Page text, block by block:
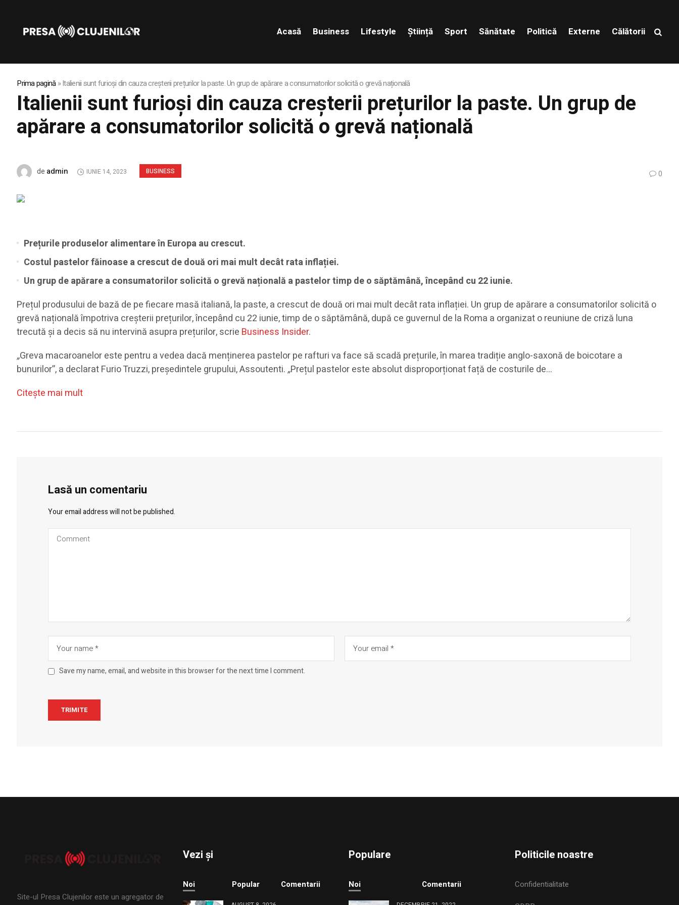
Acasă Business Lifestyle Știință Sport Sănătate Politică Externe Călătorii
Prima pagină»Italienii sunt furioși din cauza creșterii prețurilor la paste. Un grup de apărare a consumatorilor solicită o grevă națională
Italienii sunt furioși din cauza creșterii prețurilor la paste. Un grup de
apărare a consumatorilor solicită o grevă națională
BUSINESS 0
de admin IUNIE 14, 2023
Prețurile produselor alimentare în Europa au crescut.
Costul pastelor făinoase a crescut de două ori mai mult decât rata inflației.
Un grup de apărare a consumatorilor solicită o grevă națională a pastelor timp de o săptămână, începând cu 22 iunie.
Prețul produsului de bază de pe fiecare masă italiană, la paste, a crescut de două ori mai mult decât rata inflației. Un grup de apărare a consumatorilor solicită o
grevă națională împotriva creșterii prețurilor, începând cu 22 iunie, timp de o săptămână, după ce guvernul de la Roma a organizat o reuniune de criză luna
trecută și a decis să nu intervină asupra prețurilor, scrie Business Insider.
„Greva macaroanelor este pentru a vedea dacă menținerea pastelor pe rafturi va face să scadă prețurile, în marea tradiție anglo-saxonă de boicotare a
bunurilor”, a declarat Furio Truzzi, președintele grupului, Assoutenti.„Prețul pastelor este absolut disproporționat față de costurile de…
Citeşte mai mult
Lasă un comentariu
Your email address will not be published.
Save my name, email, and website in this browser for the next time I comment.
Site-ul Presa Clujenilor este un agregator de
Vezi și
Noi Popular Comentarii
Populare
Noi Comentarii
Politicile noastre
Confidentialitate